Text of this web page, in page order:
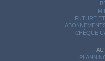
FUTURE
CHÈQUE